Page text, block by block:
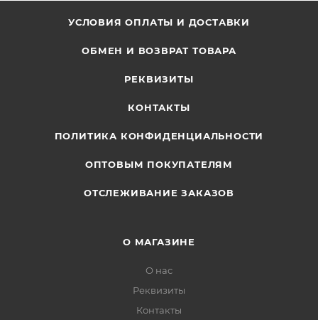
УСЛОВИЯ ОПЛАТЫ И ДОСТАВКИ
ОБМЕН И ВОЗВРАТ ТОВАРА
РЕКВИЗИТЫ
КОНТАКТЫ
ПОЛИТИКА КОНФИДЕНЦИАЛЬНОСТИ
ОПТОВЫМ ПОКУПАТЕЛЯМ
ОТСЛЕЖИВАНИЕ ЗАКАЗОВ
О МАГАЗИНЕ
О нас
Реквизиты
Контакты